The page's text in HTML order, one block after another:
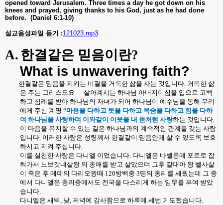
opened toward Jerusalem. Three times a day he got down on his
knees and prayed, giving thanks to his God, just as he had done
before. (Daniel 6:1-10)
설교음성파일 듣기 :121023.mp3
A. 한결같은 믿음이란?
What is unwavering faith?
한결같은 믿음을 지키는 비결을 거룩한 삶을 사는 것입니다. 거룩한 삶
은 주는 그리스도요
살아계시는 하나님 아버지이심을 입으로 고백
하고 침례를 받아 하나님의 자녀가 되어 하나님이 예수님을 통해 우리
에게 주신 계명 “마음을 다하고 뜻을 다하고 목숨을 다하고 힘을 다하
여 하나님을 사랑하며 이와같이 이웃을 내 몸처럼 사랑하는 것입니다.
이 마음을 유지할 수 있는 길은 하나님과의 계속적인 관계를 갖는 사람
입니다. 이러한 사람은 성령께서 한결같이 믿음안에 살 수 있도록 보호
하시고 지켜 주십니다.
이를 실천한 사람은 다니엘 이었습니다. 다니엘은 바벨론에 포로로 잡
혀가서 느브갓네살왕 의 총애를 받고 살았으며 그후 갈대아 왕 벨사살
이 죽은 후 메데의 다리오왕때 120방백중 3명의 총리를 세웠는데 그 중
에서 다니엘은 총리중에서도 전국을 다스리게 하는 임무를 부여 받았
습니다.
다니엘은 새벽, 낮, 저녁에 감사함으로 하루에 세번 기도했습니다.